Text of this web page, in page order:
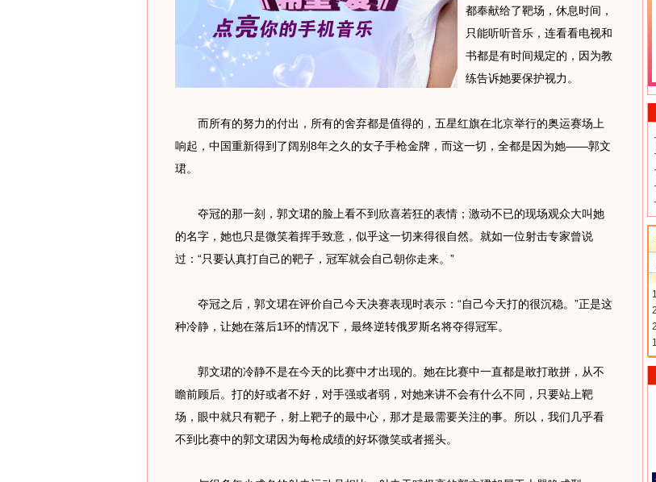
都奉献给了靶场，休息时间，
只能听听音乐，连看看电视和
书都是有时间规定的，因为教
练告诉她要保护视力。
而所有的努力的付出，所有的舍弃都是值得的，五星红旗在北京举行的奥运赛场上
响起，中国重新得到了阔别8年之久的女子手枪金牌，而这一切，全都是因为她——郭文
珺。
夺冠的那一刻，郭文珺的脸上看不到欣喜若狂的表情；激动不已的现场观众大叫她
的名字，她也只是微笑着挥手致意，似乎这一切来得很自然。就如一位射击专家曾说
过：“只要认真打自己的靶子，冠军就会自己朝你走来。”
夺冠之后，郭文珺在评价自己今天决赛表现时表示：“自己今天打的很沉稳。”正是这
种冷静，让她在落后1环的情况下，最终逆转俄罗斯名将夺得冠军。
郭文珺的冷静不是在今天的比赛中才出现的。她在比赛中一直都是敢打敢拼，从不
瞻前顾后。打的好或者不好，对手强或者弱，对她来讲不会有什么不同，只要站上靶
场，眼中就只有靶子，射上靶子的最中心，那才是最需要关注的事。所以，我们几乎看
不到比赛中的郭文珺因为每枪成绩的好坏微笑或者摇头。